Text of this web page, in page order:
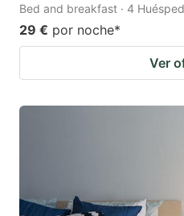
Bed and breakfast · 4
29 € por noche*
Ver